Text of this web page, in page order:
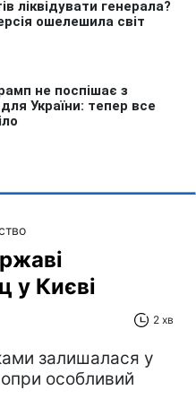
у Києві
2 хв
залишалася у
особливий